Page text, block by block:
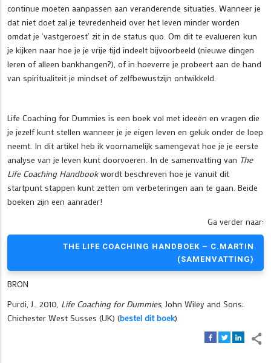
continue moeten aanpassen aan veranderende situaties. Wanneer je
dat niet doet zal je tevredenheid over het leven minder worden
omdat je ‘vastgeroest’ zit in de status quo. Om dit te evalueren kun
je kijken naar hoe je je vrije tijd indeelt bijvoorbeeld (nieuwe dingen
leren of alleen bankhangen?), of in hoeverre je probeert aan de hand
van spiritualiteit je mindset of zelfbewustzijn ontwikkeld.
Life Coaching for Dummies is een boek vol met ideeën en vragen die
je jezelf kunt stellen wanneer je je eigen leven en geluk onder de loep
neemt. In dit artikel heb ik voornamelijk samengevat hoe je je eerste
analyse van je leven kunt doorvoeren. In de samenvatting van The
Life Coaching Handbookwordt beschreven hoe je vanuit dit
startpunt stappen kunt zetten om verbeteringen aan te gaan. Beide
boeken zijn een aanrader!
Ga verder naar:
THE LIFE COACHING HANDBOEK – C.MARTIN
(SAMENVATTING)
BRON
Purdi, J., 2010, Life Coaching for Dummies, John Wiley and Sons:
Chichester West Susses (UK) (bestel dit boek)